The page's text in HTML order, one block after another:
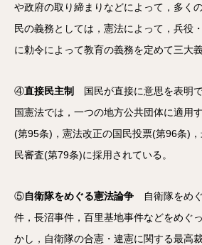
や政府の取り締まりなどによって，多く
民の義務としては，憲法によって，兵役
に勅令によって教育の義務を定めて三大義
④直接民主制 国民が直接に意思を表明
国憲法では，一つの地方公共団体に適用
(第95条)，憲法改正の国民投票(第96条)
民審査(第79条)に採用されている。
⑤自衛隊をめぐる憲法論争 自衛隊をめ
件，長沼事件，百里基地事件などをめぐ
かし，自衛隊の合憲・違憲に関する最高